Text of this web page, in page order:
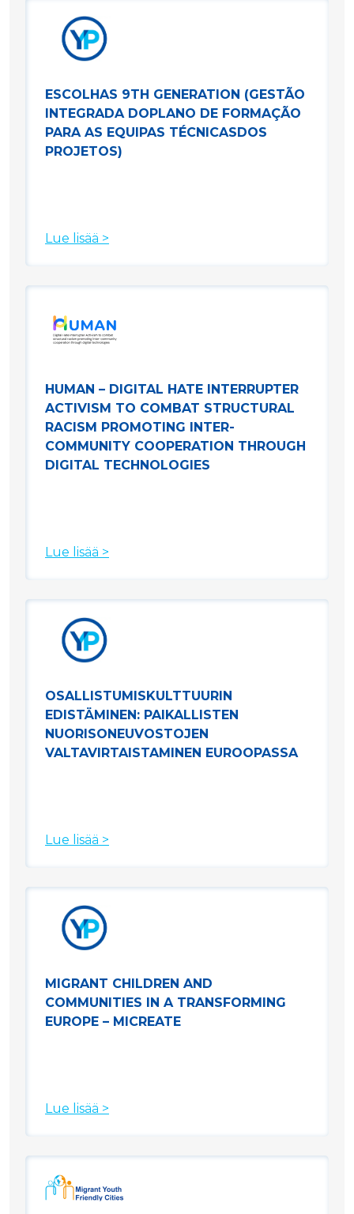
ESCOLHAS 9TH GENERATION (GESTÃO
INTEGRADA DOPLANO DE FORMAÇÃO
PARA AS EQUIPAS TÉCNICASDOS
PROJETOS)
Lue lisää >
HUMAN – DIGITAL HATE INTERRUPTER
ACTIVISM TO COMBAT STRUCTURAL
RACISM PROMOTING INTER-
COMMUNITY COOPERATION THROUGH
DIGITAL TECHNOLOGIES
Lue lisää >
OSALLISTUMISKULTTUURIN
EDISTÄMINEN: PAIKALLISTEN
NUORISONEUVOSTOJEN
VALTAVIRTAISTAMINEN EUROOPASSA
Lue lisää >
MIGRANT CHILDREN AND
COMMUNITIES IN A TRANSFORMING
EUROPE – MICREATE
Lue lisää >